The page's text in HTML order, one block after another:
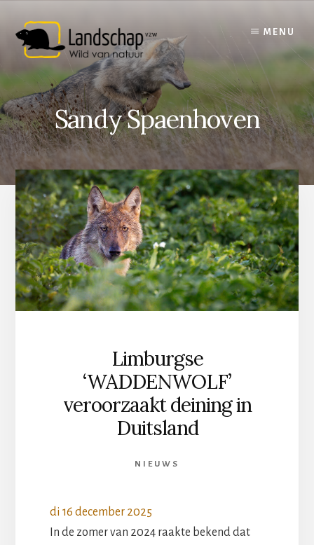
content
MENU
Sandy Spaenhoven
Limburgse
‘WADDENWOLF’
veroorzaakt deining in
Duitsland
NIEUWS
di 16 december 2025
In de zomer van 2024 raakte bekend dat